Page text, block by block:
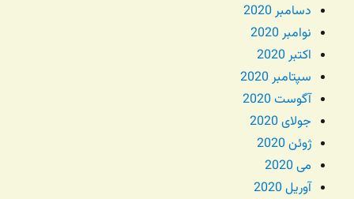
دسامبر 2020
نوامبر 2020
اکتبر 2020
سپتامبر 2020
آگوست 2020
جولای 2020
ژوئن 2020
می 2020
آوریل 2020